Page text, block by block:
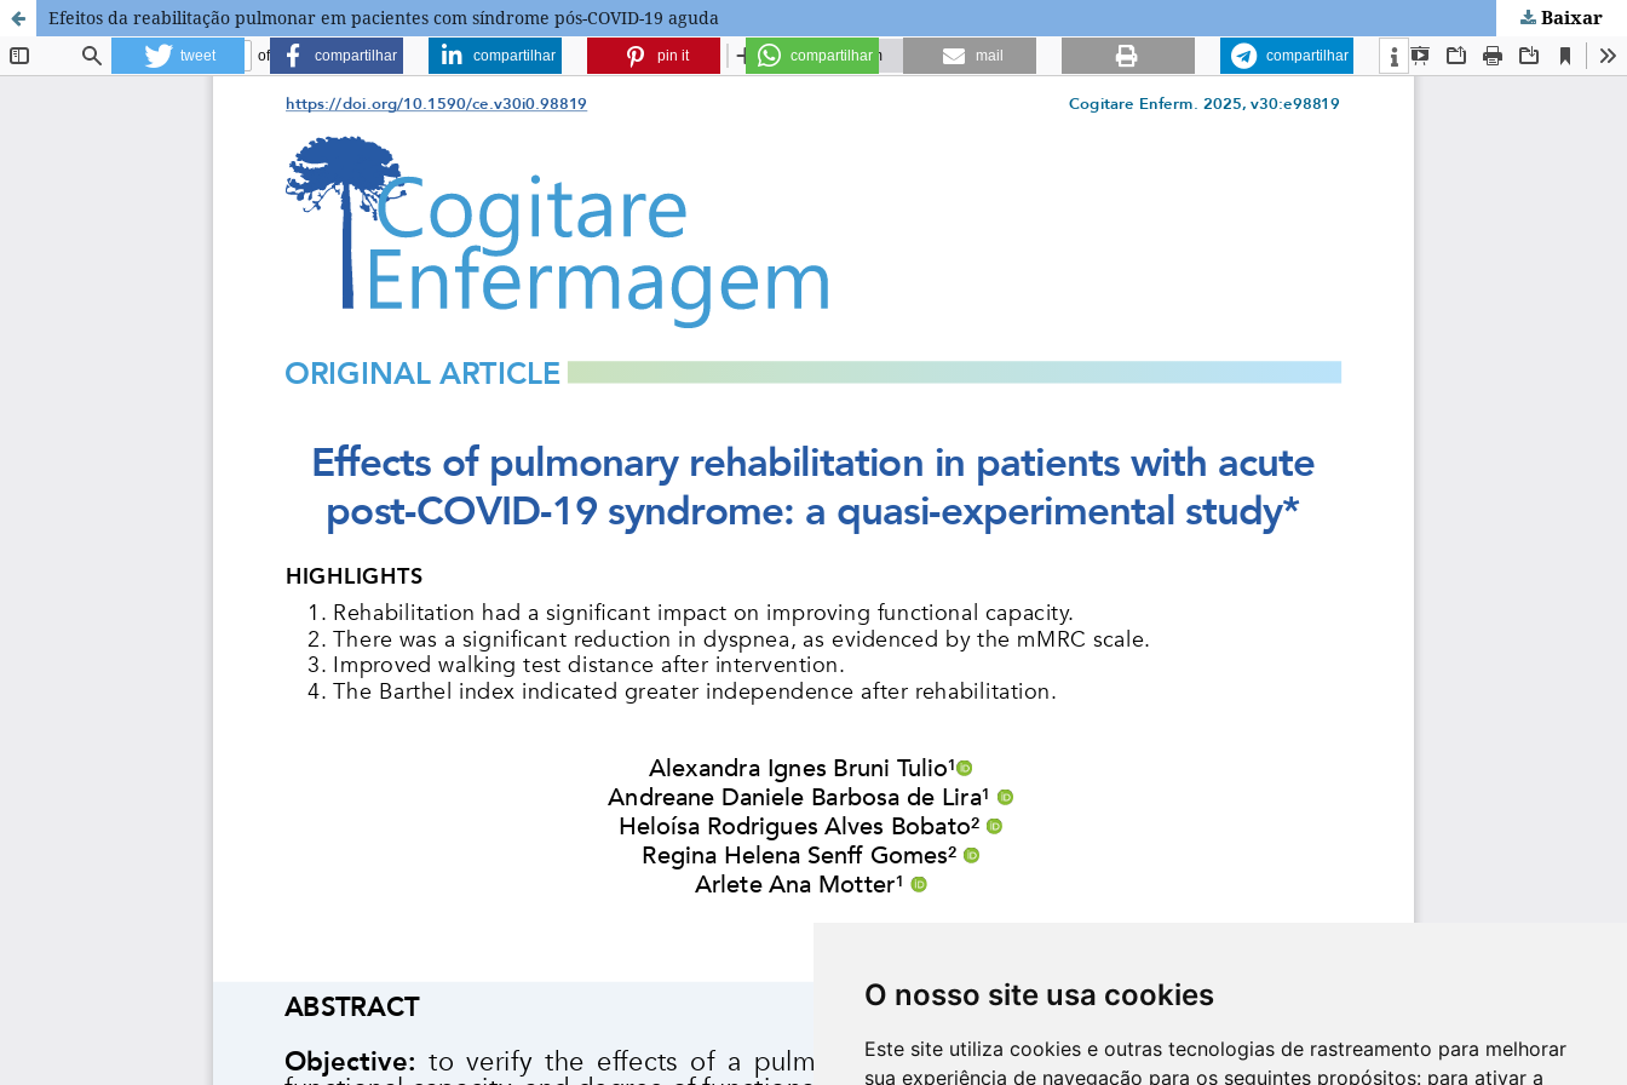
O nosso site usa cookies
Este site utiliza cookies e outras tecnologias de rastreamento para melhorar
sua experiência de navegação para os seguintes propósitos: para ativar a
Efeitos da reabilitação pulmonar em pacientes com síndrome pós-COVID-19 aguda Baixar
tweet compartilhar compartilhar pin it compartilhar mail compartilhar